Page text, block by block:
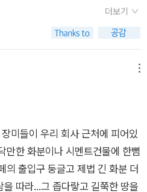
는 것… 아직의학의 길은 멀구나.
어나는지 이유를 제대로 모를 때
움이다.모기에게 물렸거나 뾰루지
식으로 쉽게 설명할 수 있는 가려
수 없는 가려움도 아주 많다. 이
수도 있다. 그냥 내가 가려움이라
움 쪽으로 왜 그렇게 암시에 쉽게
인이 전혀 없음에도 왜 가려움을
에는 린드버그의 대서양 횡단 사
의 여름을 종횡무진하며 이야기
우에는 큰 줄기에서 아주 벗어나
남긴 유명한 이들에 대한 이야기
을 적절히 유지시켜주고 있습니
또는 이론들만 줄줄이 썼다면
언정 이야기를 읽는 독자층은 한
그러나 책은 적절한 배경이 되는
으로써 독자의 흥미를 유지시켜
자로써의 소양이 필요한 것이 아
더보기
미들이 우리 회사 근처에 피어있
만한 화분이나 시멘트건물에 한뼘
의 출입구 둥글고 제법 긴 화분 더
따라...그 좁다랗고 길쭉한 땅을